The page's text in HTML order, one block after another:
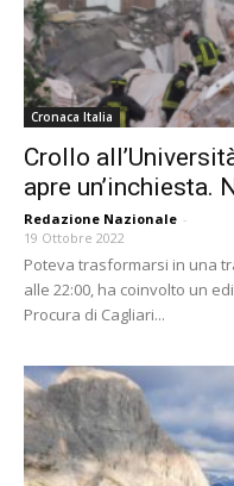
Cronaca Italia
Crollo
apre un’inchiesta.
Redazione Nazionale -
19 Ottobre 2022
Poteva trasformarsi in una
alle 22:00, ha coinvolto un
Procura di Cagliari...